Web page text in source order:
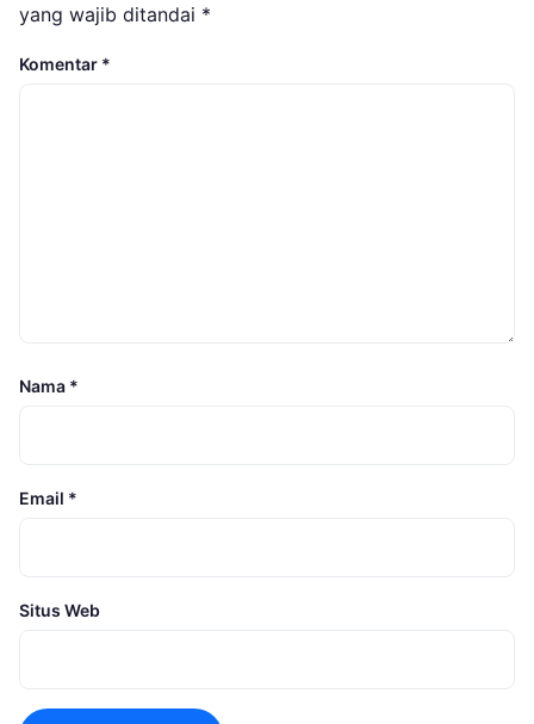
yang wajib ditandai *
Komentar *
Nama *
Email *
Situs Web